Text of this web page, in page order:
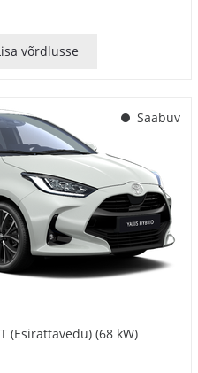
võrdlusse
Saabuv
(Esirattavedu) (68 kW)